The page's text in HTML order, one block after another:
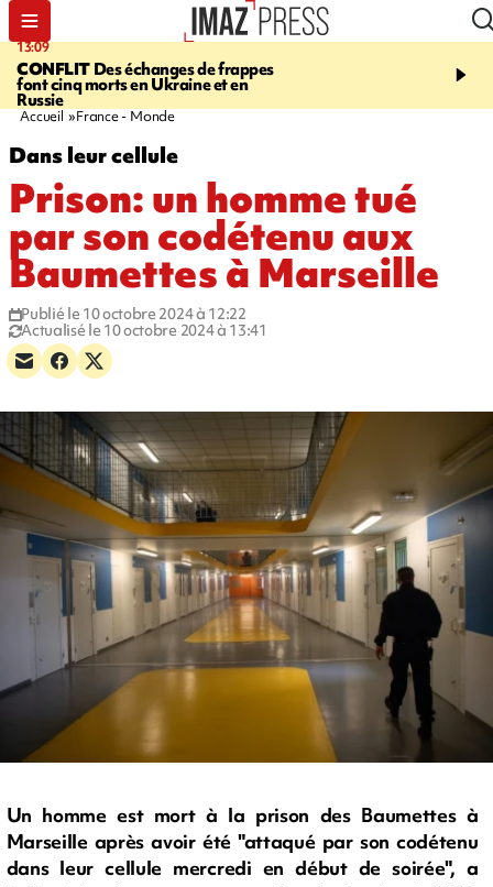
13:09
CONFLIT Des échanges de frappes
font cinq morts en Ukraine et en
Russie
17:14
Quatre
européennes pour les
Accueil France - Monde
Dans leur cellule
Prison: un homme tué
par son codétenu aux
Baumettes à Marseille
Publié le 10 octobre 2024 à 12:22
Actualisé le 10 octobre 2024 à 13:41
Un homme est mort à la prison des Baumettes à
Marseille après avoir été "attaqué par son codétenu
dans leur cellule mercredi en début de soirée", a